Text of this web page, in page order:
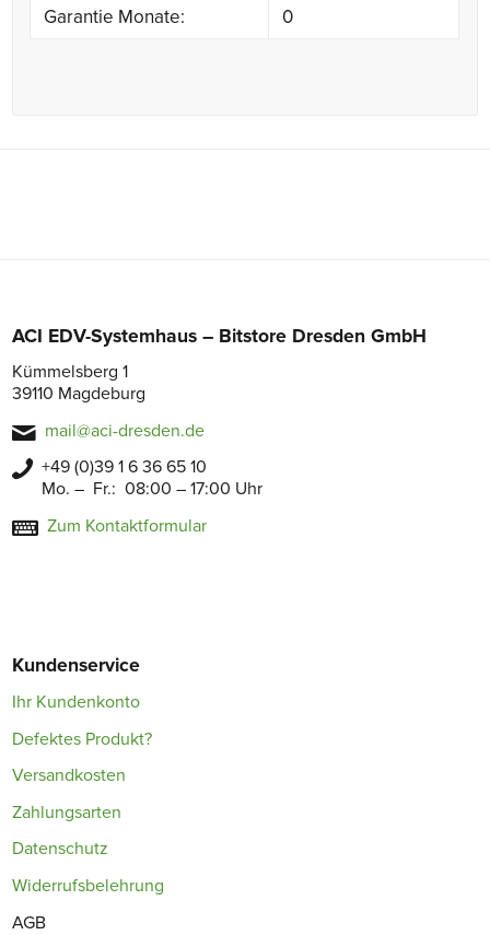
Garantie Monate:
0
ACI EDV-Systemhaus – Bitstore Dresden GmbH
Kümmelsberg 1
39110 Magdeburg
mail@aci-dresden.de
+49 (0)39 1 6 36 65 10
Mo. – Fr.: 08:00 – 17:00 Uhr
Zum Kontaktformular
Kundenservice
Ihr Kundenkonto
Defektes Produkt?
Versandkosten
Zahlungsarten
Datenschutz
Widerrufsbelehrung
AGB